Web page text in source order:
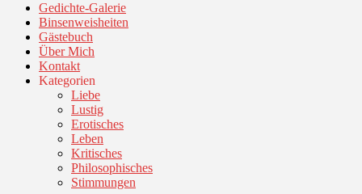
Gedichte-Galerie
Binsenweisheiten
Gästebuch
Über Mich
Kontakt
Kategorien
Liebe
Lustig
Erotisches
Leben
Kritisches
Philosophisches
Stimmungen